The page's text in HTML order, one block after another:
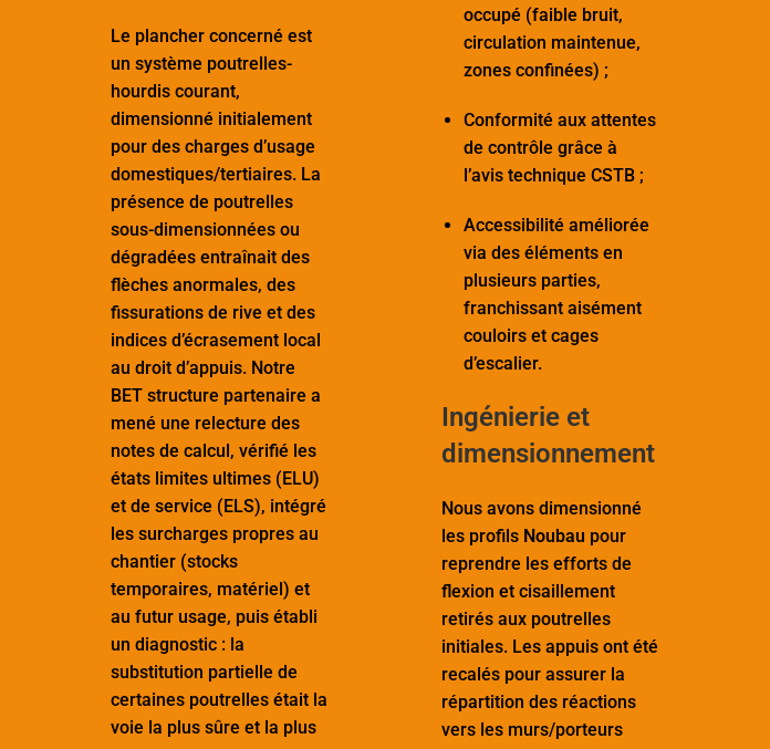
Le plancher concerné est
un système poutrelles-
hourdis courant,
dimensionné initialement
pour des charges d’usage
domestiques/tertiaires. La
présence de poutrelles
sous-dimensionnées ou
dégradées entraînait des
flèches anormales, des
fissurations de rive et des
indices d’écrasement local
au droit d’appuis. Notre
BET structure partenaire a
mené une relecture des
notes de calcul, vérifié les
états limites ultimes (ELU)
et de service (ELS), intégré
les surcharges propres au
chantier (stocks
temporaires, matériel) et
au futur usage, puis établi
un diagnostic : la
substitution partielle de
certaines poutrelles était la
voie la plus sûre et la plus
occupé (faible bruit,
circulation maintenue,
zones confinées) ;
Conformité aux attentes
de contrôle grâce à
l’avis technique CSTB ;
Accessibilité améliorée
via des éléments en
plusieurs parties,
franchissant aisément
couloirs et cages
d’escalier.
Ingénierie et
dimensionnement
Nous avons dimensionné
les profils Noubau pour
reprendre les efforts de
flexion et cisaillement
retirés aux poutrelles
initiales. Les appuis ont été
recalés pour assurer la
répartition des réactions
vers les murs/porteurs